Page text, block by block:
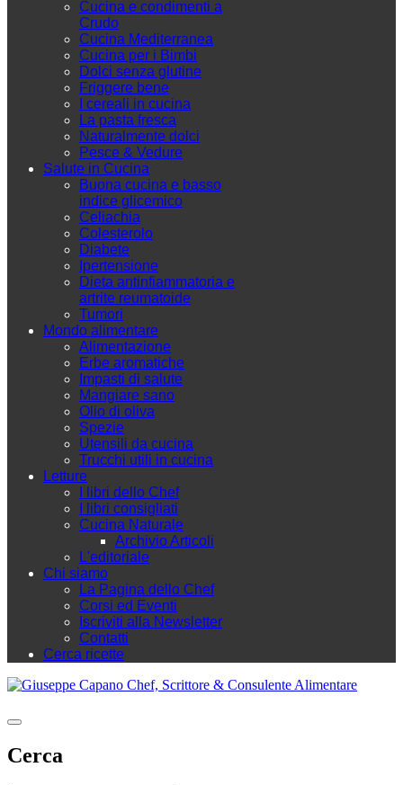
Cucina e condimenti a
Crudo
Cucina Mediterranea
Cucina per i Bimbi
Dolci senza glutine
Friggere bene
I cereali in cucina
La pasta fresca
Naturalmente dolci
Pesce & Vedure
Salute in Cucina
Buona cucina e basso
indice glicemico
Celiachia
Colesterolo
Diabete
Ipertensione
Dieta antinfiammatoria e
artrite reumatoide
Tumori
Mondo alimentare
Alimentazione
Erbe aromatiche
Impasti di salute
Mangiare sano
Olio di oliva
Spezie
Utensili da cucina
Trucchi utili in cucina
Letture
I libri dello Chef
I libri consigliati
Cucina Naturale
Archivio Articoli
L'editoriale
Chi siamo
La Pagina dello Chef
Corsi ed Eventi
Iscriviti alla Newsletter
Contatti
Cerca ricette
Cerca